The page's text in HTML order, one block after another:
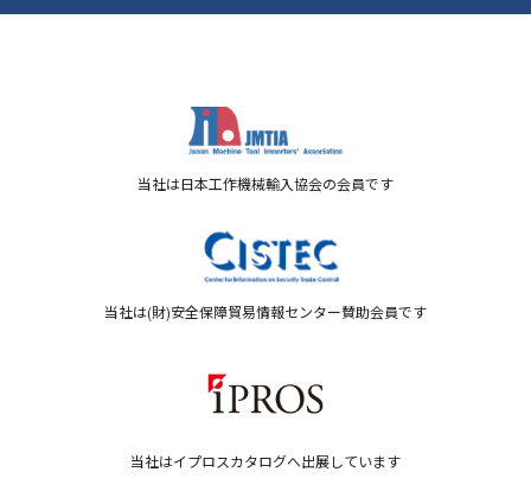
当社は日本工作機械輸入協会の会員です
当社は(財)安全保障貿易情報センター賛助会員です
当社はイプロスカタログへ出展しています